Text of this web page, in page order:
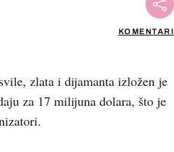
KOMENTARI
zlata i dijamanta izložen je
za 17 milijuna dolara, što je